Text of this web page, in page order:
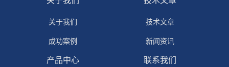
关于我们
成功案例
技术文章
新闻资讯
产品中心 联系我们